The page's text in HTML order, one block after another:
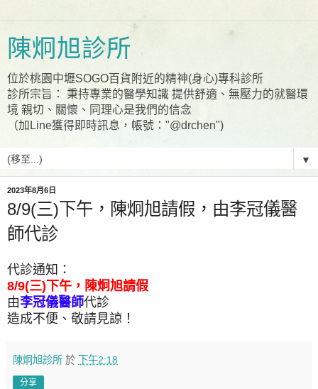
陳炯旭診所
位於桃園中壢SOGO百貨附近的精神(身心)專科診所
診所宗旨： 秉持專業的醫學知識 提供舒適、無壓力的就醫環
境 親切、關懷、同理心是我們的信念
（加Line獲得即時訊息，帳號："@drchen")
▼
2023年8月6日
8/9(三)下午，陳炯旭請假，由李冠儀醫
師代診
代診通知：
8/9(三)下午，陳炯旭請假
由李冠儀醫師代診
造成不便、敬請見諒！
陳炯旭診所 於 下午2:18
分享